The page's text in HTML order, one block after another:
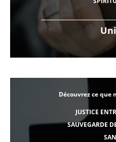
Découvrez ce que
JUSTICE
SAUVEGARDE